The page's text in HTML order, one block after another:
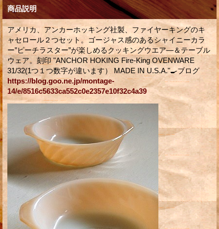
商品説明
アメリカ、アンカーホッキング社製、ファイヤーキングのキ
ャセロール２つセット。ゴージャス感のあるシャイニーカラ
ー”ピーチラスター”が楽しめるクッキングウエア―＆テーブル
ウェア。刻印 "ANCHOR HOKING Fire-King OVENWARE
31/32(1つ１つ数字が違います） MADE IN U.S.A."🍳ブログ
https://blog.goo.ne.jp/montage-
14/e/8516c5633ca552c0e2357e10f32c4a39